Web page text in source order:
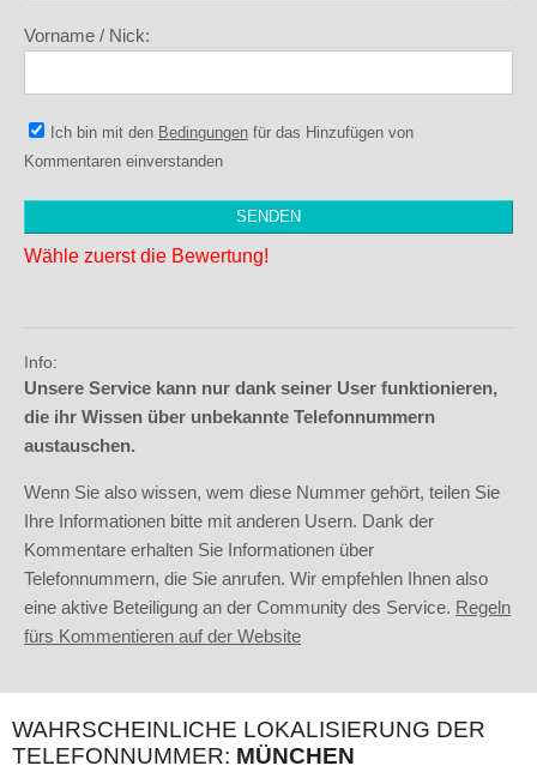
Vorname / Nick:
Ich bin mit den Bedingungen für das Hinzufügen von
Kommentaren einverstanden
Wähle zuerst die Bewertung!
Info:
Unsere Service kann nur dank seiner User funktionieren,
die ihr Wissen über unbekannte Telefonnummern
austauschen.
Wenn Sie also wissen, wem diese Nummer gehört, teilen Sie
Ihre Informationen bitte mit anderen Usern. Dank der
Kommentare erhalten Sie Informationen über
Telefonnummern, die Sie anrufen. Wir empfehlen Ihnen also
eine aktive Beteiligung an der Community des Service. Regeln
fürs Kommentieren auf der Website
WAHRSCHEINLICHE LOKALISIERUNG DER
TELEFONNUMMER: MÜNCHEN